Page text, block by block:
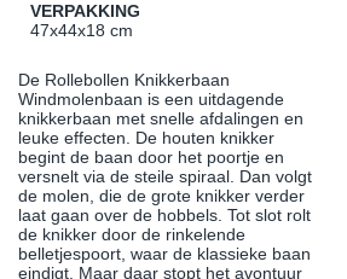
VERPAKKING
47x44x18 cm
De Rollebollen Knikkerbaan
Windmolenbaan is een uitdagende
knikkerbaan met snelle afdalingen en
leuke effecten. De houten knikker
begint de baan door het poortje en
versnelt via de steile spiraal. Dan volgt
de molen, die de grote knikker verder
laat gaan over de hobbels. Tot slot rolt
de knikker door de rinkelende
belletjespoort, waar de klassieke baan
eindigt. Maar daar stopt het avontuur